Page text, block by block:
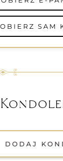
SAM
DODAJ